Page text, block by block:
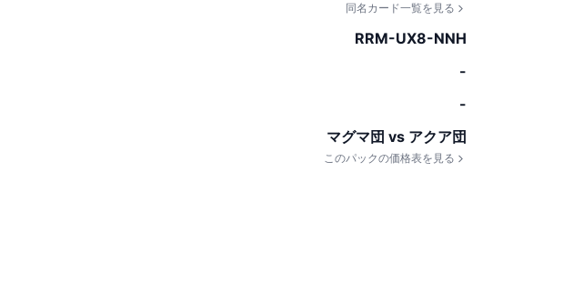
同名カード一覧を見る
RRM-UX8-NNH
-
-
マグマ団 vs アクア団
このパックの価格表を見る